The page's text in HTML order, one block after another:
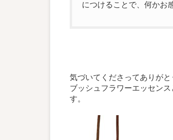
につけることで、何かお
気づいてくださってありがと
ブッシュフラワーエッセン
す。